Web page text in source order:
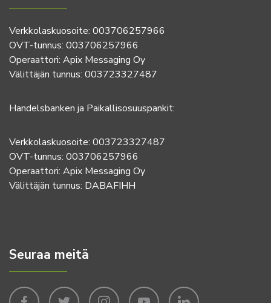
Verkkolaskuosoite: 003706257966
OVT-tunnus: 003706257966
Operaattori: Apix Messaging Oy
Välittäjän tunnus: 003723327487
Handelsbanken ja Paikallisosuuspankit:
Verkkolaskuosoite: 003723327487
OVT-tunnus: 003706257966
Operaattori: Apix Messaging Oy
Välittäjän tunnus: DABAFIHH
Seuraa meitä